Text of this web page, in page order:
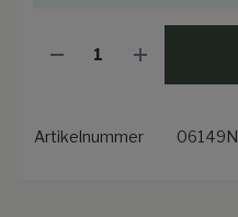
Artikelnummer 06149N